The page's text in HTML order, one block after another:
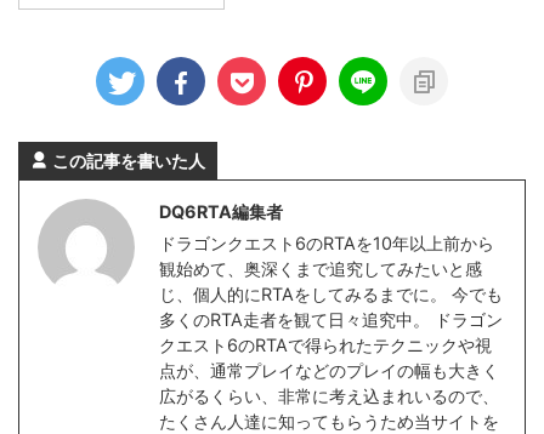
この記事を書いた人
DQ6RTA編集者
ドラゴンクエスト6のRTAを10年以上前から
観始めて、奥深くまで追究してみたいと感
じ、個人的にRTAをしてみるまでに。 今でも
多くのRTA走者を観て日々追究中。 ドラゴン
クエスト6のRTAで得られたテクニックや視
点が、通常プレイなどのプレイの幅も大きく
広がるくらい、非常に考え込まれいるので、
たくさん人達に知ってもらうため当サイトを